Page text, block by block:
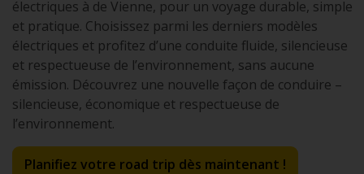
électriques à de Vienne, pour un voyage durable, simple
et pratique. Choisissez parmi les derniers modèles
électriques et profitez d’une conduite fluide, silencieuse
et respectueuse de l’environnement, sans aucune
émission. Découvrez une nouvelle façon de conduire –
silencieuse, économique et respectueuse de
l’environnement.
Planifiez votre road trip dès maintenant !